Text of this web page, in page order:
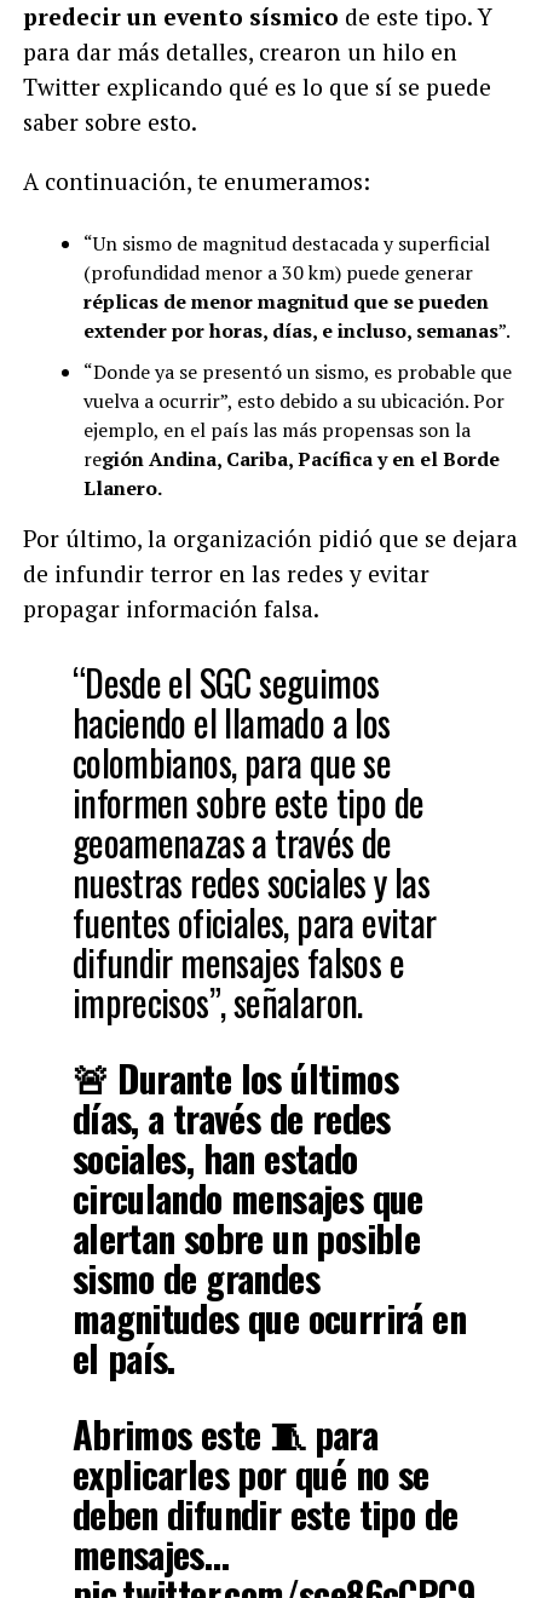
predecir un evento sísmico de este tipo. Y
para dar más detalles, crearon un hilo en
Twitter explicando qué es lo que sí se puede
saber sobre esto.
A continuación, te enumeramos:
“Un sismo de magnitud destacada y superficial
(profundidad menor a 30 km) puede generar
réplicas de menor magnitud que se pueden
extender por horas, días, e incluso, semanas”.
“Donde ya se presentó un sismo, es probable que
vuelva a ocurrir”, esto debido a su ubicación. Por
ejemplo, en el país las más propensas son la
región Andina, Cariba, Pacífica y en el Borde
Llanero.
Por último, la organización pidió que se dejara
de infundir terror en las redes y evitar
propagar información falsa.
“Desde el SGC seguimos
haciendo el llamado a los
colombianos, para que se
informen sobre este tipo de
geoamenazas a través de
nuestras redes sociales y las
fuentes oficiales, para evitar
difundir mensajes falsos e
imprecisos”, señalaron.
🚨 Durante los últimos
días, a través de redes
sociales, han estado
circulando mensajes que
alertan sobre un posible
sismo de grandes
magnitudes que ocurrirá en
el país.
Abrimos este 🧵 para
explicarles por qué no se
deben difundir este tipo de
mensajes…